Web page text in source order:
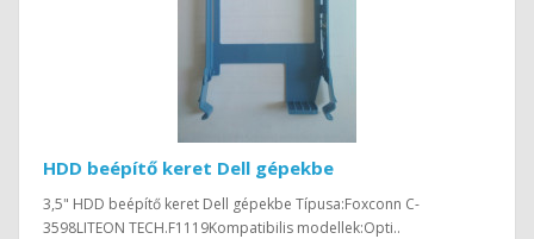
HDD beépítő keret Dell gépekbe
3,5" HDD beépítő keret Dell gépekbe Típusa:Foxconn C-
3598LITEON TECH.F1119Kompatibilis modellek:Opti..